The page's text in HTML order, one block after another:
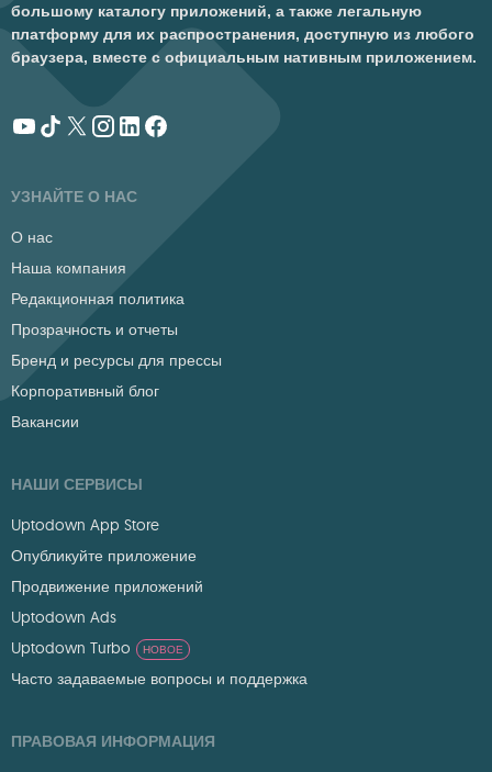
большому каталогу приложений, а также легальную
платформу для их распространения, доступную из любого
браузера, вместе с официальным нативным приложением.
УЗНАЙТЕ О НАС
О нас
Наша компания
Редакционная политика
Прозрачность и отчеты
Бренд и ресурсы для прессы
Корпоративный блог
Вакансии
НАШИ СЕРВИСЫ
Uptodown App Store
Опубликуйте приложение
Продвижение приложений
Uptodown Ads
Uptodown Turbo
НОВОЕ
Часто задаваемые вопросы и поддержка
ПРАВОВАЯ ИНФОРМАЦИЯ